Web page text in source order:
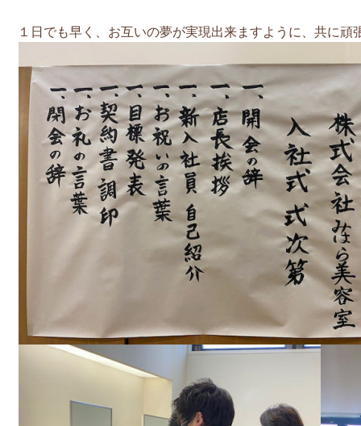
１日でも早く、お互いの夢が実現出来ますように、共に頑